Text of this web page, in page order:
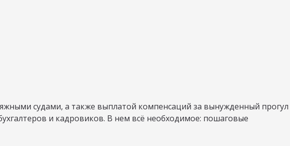
судами, а также выплатой компенсаций за вынужденный прогул
и кадровиков. В нем всё необходимое: пошаговые